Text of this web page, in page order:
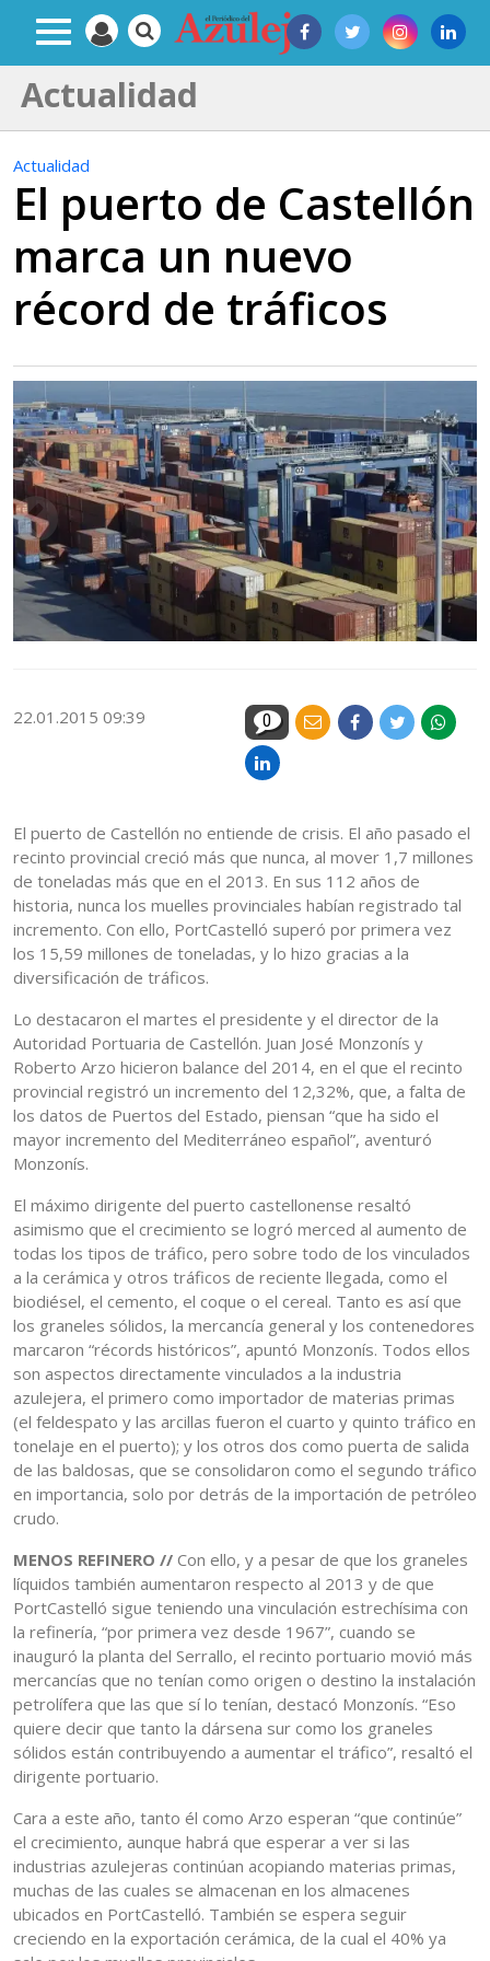
Actualidad
Actualidad
El puerto de Castellón
marca un nuevo
récord de tráficos
22.01.2015 09:39 0
El puerto de Castellón no entiende de crisis. El año pasado el
recinto provincial creció más que nunca, al mover 1,7 millones
de toneladas más que en el 2013. En sus 112 años de
historia, nunca los muelles provinciales habían registrado tal
incremento. Con ello, PortCastelló superó por primera vez
los 15,59 millones de toneladas, y lo hizo gracias a la
diversificación de tráficos.
Lo destacaron el martes el presidente y el director de la
Autoridad Portuaria de Castellón. Juan José Monzonís y
Roberto Arzo hicieron balance del 2014, en el que el recinto
provincial registró un incremento del 12,32%, que, a falta de
los datos de Puertos del Estado, piensan “que ha sido el
mayor incremento del Mediterráneo español”, aventuró
Monzonís.
El máximo dirigente del puerto castellonense resaltó
asimismo que el crecimiento se logró merced al aumento de
todas los tipos de tráfico, pero sobre todo de los vinculados
a la cerámica y otros tráficos de reciente llegada, como el
biodiésel, el cemento, el coque o el cereal. Tanto es así que
los graneles sólidos, la mercancía general y los contenedores
marcaron “récords históricos”, apuntó Monzonís. Todos ellos
son aspectos directamente vinculados a la industria
azulejera, el primero como importador de materias primas
(el feldespato y las arcillas fueron el cuarto y quinto tráfico en
tonelaje en el puerto); y los otros dos como puerta de salida
de las baldosas, que se consolidaron como el segundo tráfico
en importancia, solo por detrás de la importación de petróleo
crudo.
MENOS REFINERO // Con ello, y a pesar de que los graneles
líquidos también aumentaron respecto al 2013 y de que
PortCastelló sigue teniendo una vinculación estrechísima con
la refinería, “por primera vez desde 1967”, cuando se
inauguró la planta del Serrallo, el recinto portuario movió más
mercancías que no tenían como origen o destino la instalación
petrolífera que las que sí lo tenían, destacó Monzonís. “Eso
quiere decir que tanto la dársena sur como los graneles
sólidos están contribuyendo a aumentar el tráfico”, resaltó el
dirigente portuario.
Cara a este año, tanto él como Arzo esperan “que continúe”
el crecimiento, aunque habrá que esperar a ver si las
industrias azulejeras continúan acopiando materias primas,
muchas de las cuales se almacenan en los almacenes
ubicados en PortCastelló. También se espera seguir
creciendo en la exportación cerámica, de la cual el 40% ya